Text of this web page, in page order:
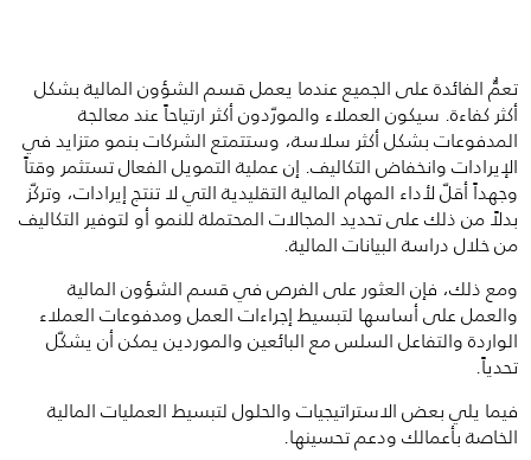
تعمُّ الفائدة على الجميع عندما يعمل قسم الشؤون المالية بشكل
أكثر كفاءة. سيكون العملاء والمورّدون أكثر ارتياحاً عند معالجة
المدفوعات بشكل أكثر سلاسة، وستتمتع الشركات بنمو متزايد في
الإيرادات وانخفاض التكاليف. إن عملية التمويل الفعال تستثمر وقتاً
وجهداً أقلّ لأداء المهام المالية التقليدية التي لا تنتج إيرادات، وتركّز
بدلاً من ذلك على تحديد المجالات المحتملة للنمو أو لتوفير التكاليف
من خلال دراسة البيانات المالية.
ومع ذلك، فإن العثور على الفرص في قسم الشؤون المالية
والعمل على أساسها لتبسيط إجراءات العمل ومدفوعات العملاء
الواردة والتفاعل السلس مع البائعين والموردين يمكن أن يشكّل
تحدياً.
فيما يلي بعض الاستراتيجيات والحلول لتبسيط العمليات المالية
الخاصة بأعمالك ودعم تحسينها.